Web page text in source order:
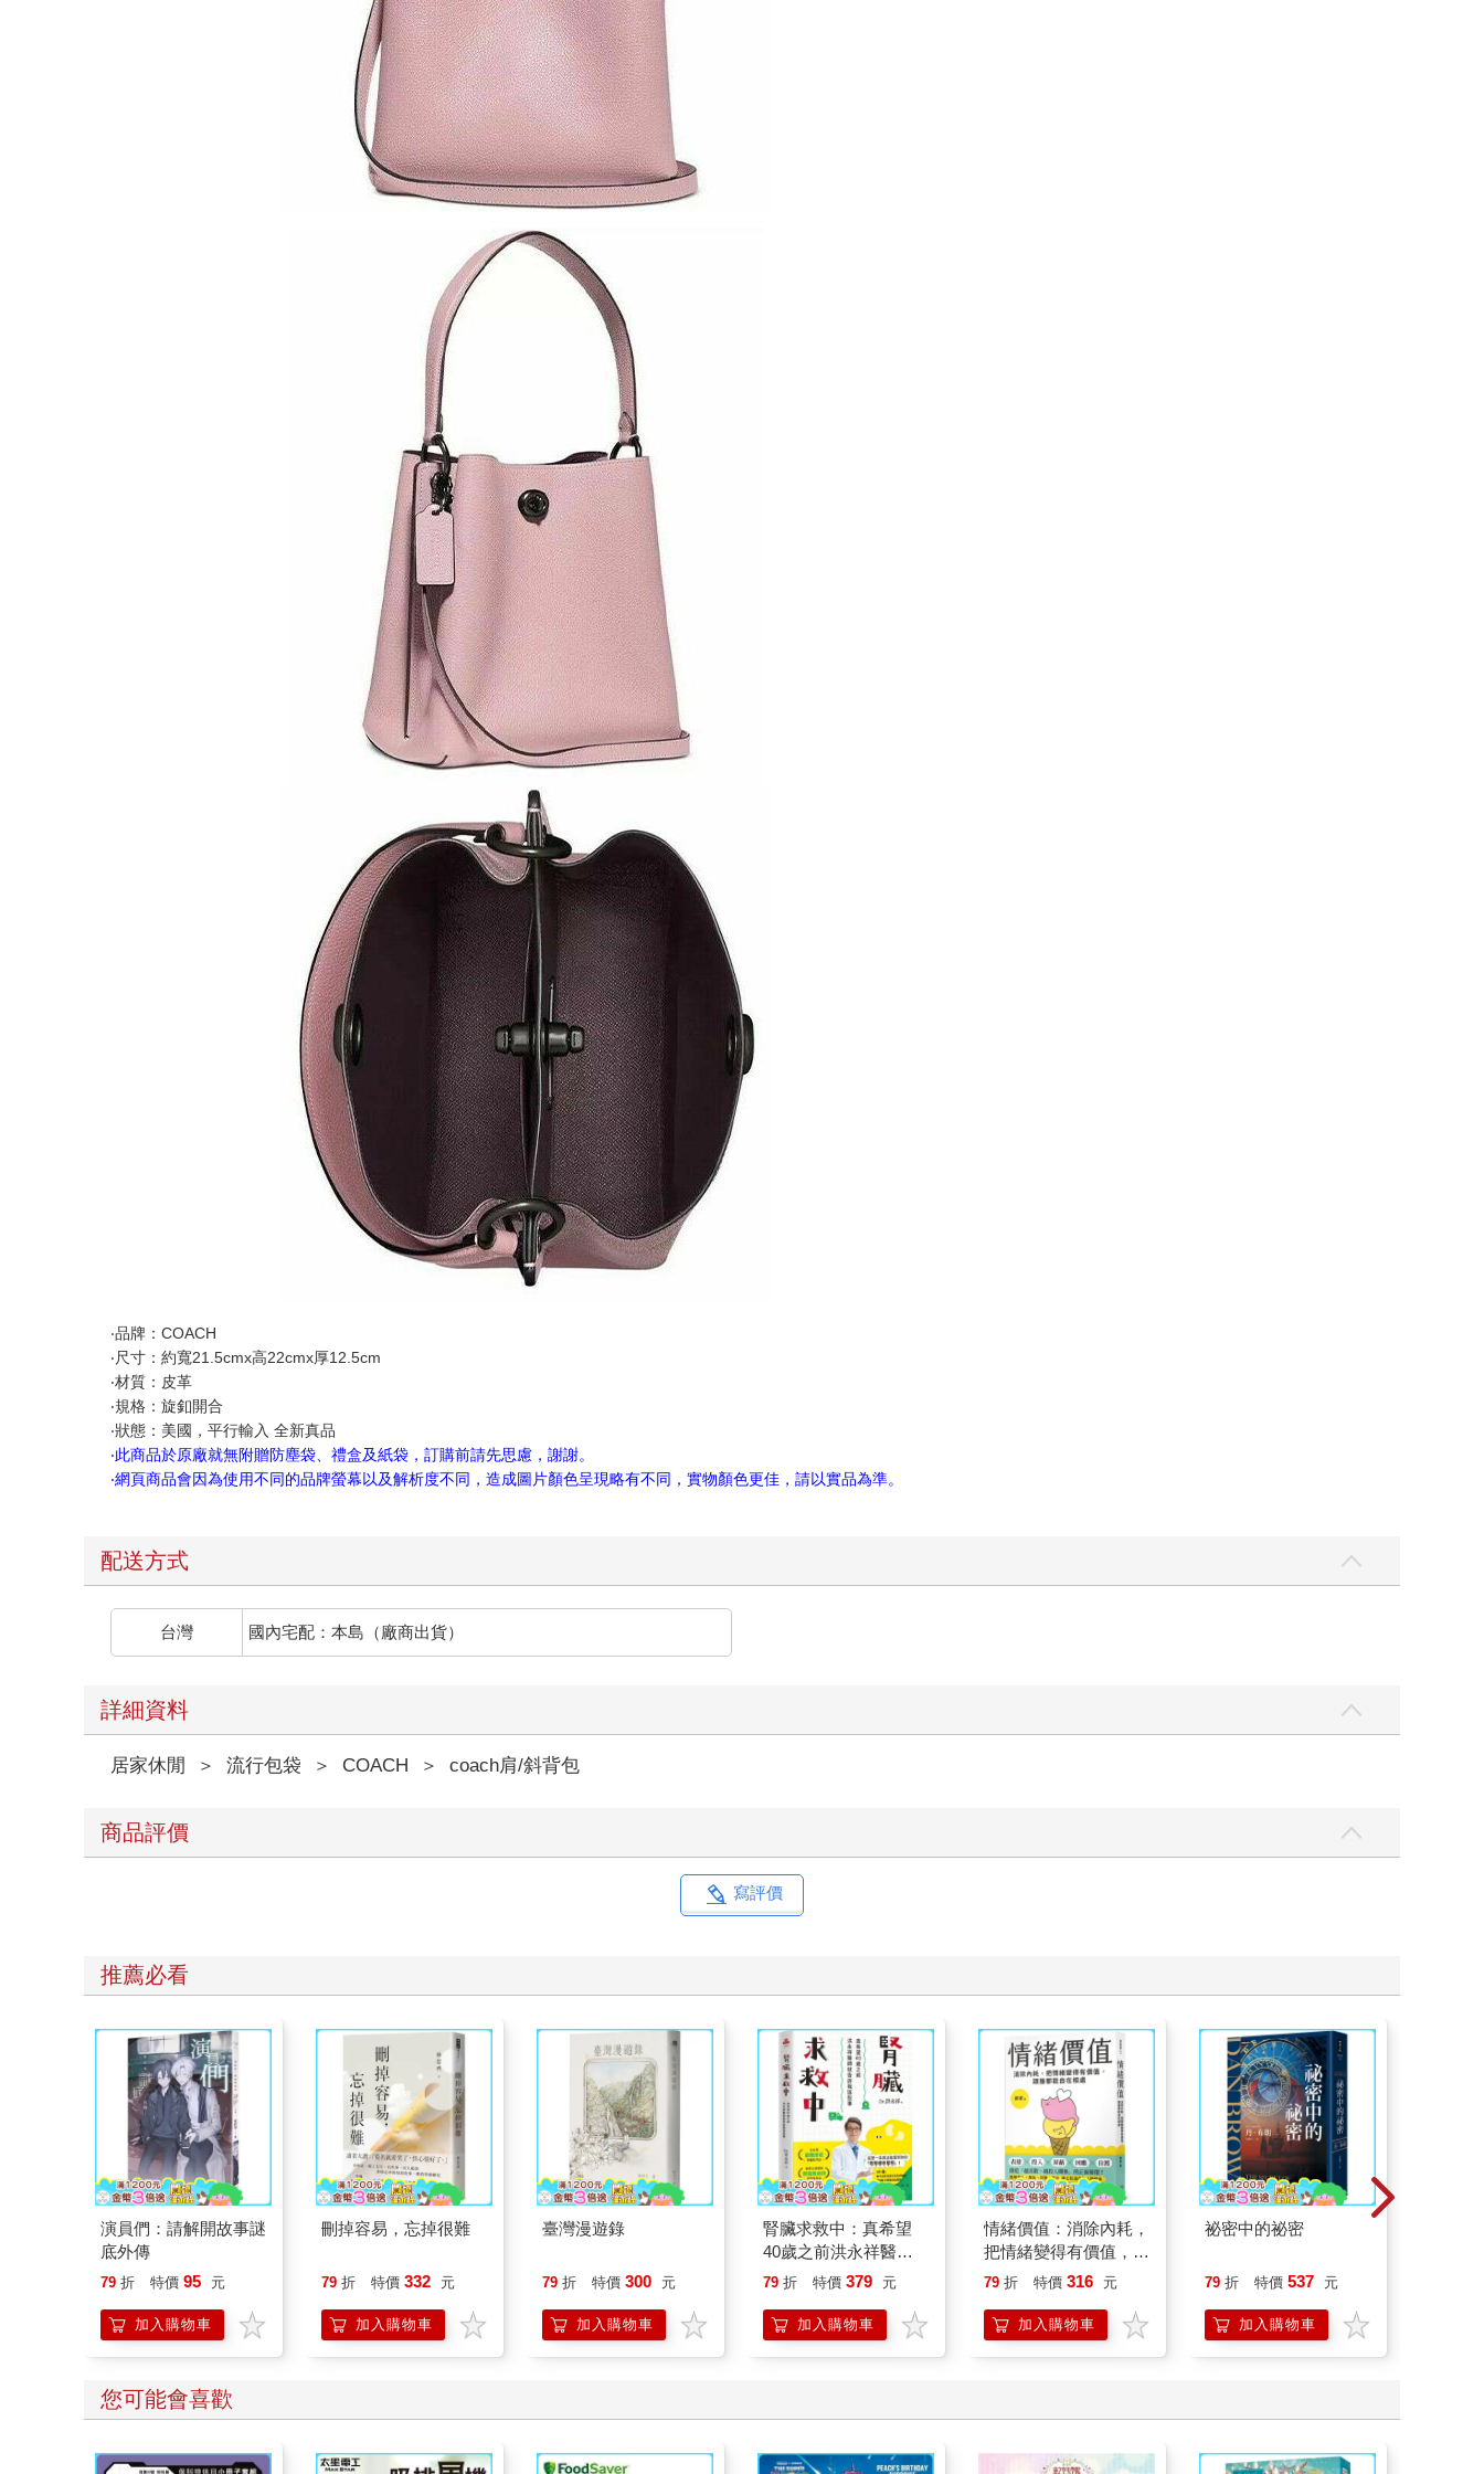
‧品牌：COACH
‧尺寸：約寬21.5cmx高22cmx厚12.5cm
‧材質：皮革
‧規格：旋釦開合
‧狀態：美國，平行輸入 全新真品
‧此商品於原廠就無附贈防塵袋、禮盒及紙袋，訂購前請先思慮，謝謝。
‧網頁商品會因為使用不同的品牌螢幕以及解析度不同，造成圖片顏色呈現略有不同，實物顏色更佳，請以實品為準。
配送方式
台灣 國內宅配：本島（廠商出貨）
詳細資料
居家休閒 ＞ 流行包袋 ＞ COACH ＞ coach肩/斜背包
商品評價
寫評價
推薦必看
演員們：請解開故事謎
底外傳
79 折 特價 95 元
加入購物車
刪掉容易，忘掉很難
79 折 特價 332 元
加入購物車
臺灣漫遊錄
79 折 特價 300 元
加入購物車
腎臟求救中：真希望
40歲之前洪永祥醫師
就告訴我這些事
79 折 特價 379 元
加入購物車
情緒價值：消除內耗，
把情緒變得有價值，跟
誰都能自在相處
79 折 特價 316 元
加入購物車
祕密中的祕密
79 折 特價 537 元
加入購物車
您可能會喜歡